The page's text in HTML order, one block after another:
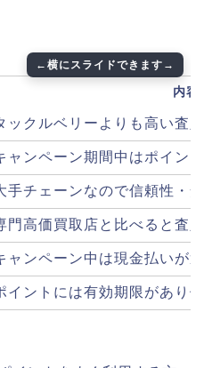
内容
ックルベリーよりも高い査
ャンペーン期間中はポイン
手チェーンなので信頼性・
門高価買取店と比べると査
ャンペーン中は現金払いが
イントには有効期限があり